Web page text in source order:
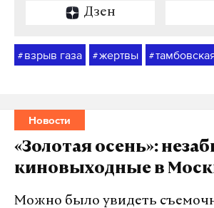
Дзен
# взрыв газа #жертвы #
Новости
«Золотая осень»:
киновыходные в
Можно было увидеть